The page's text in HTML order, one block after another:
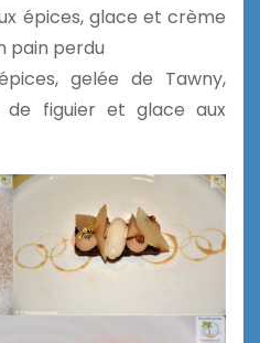
épices, glace et crème
pain perdu
gelée de Tawny,
figuier et glace aux